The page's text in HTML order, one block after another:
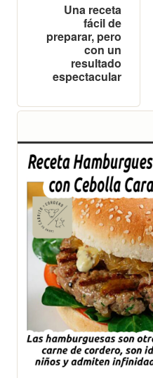
Una receta
fácil de
preparar, pero
con un
resultado
espectacular